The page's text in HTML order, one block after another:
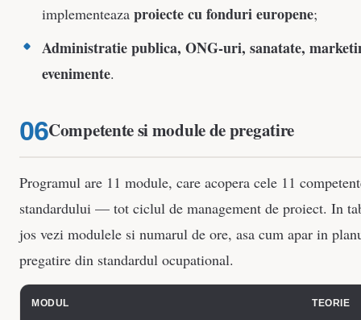
implementeaza proiecte cu fonduri europene;
Administratie publica, ONG-uri, sanatate,
evenimente.
Competente si module de pregatire
Programul are 11 module, care acopera cele 11
standardului — tot ciclul de management de proiect. In
jos vezi modulele si numarul de ore, asa cum apar in
pregatire din standardul ocupational.
MODUL TEORIE